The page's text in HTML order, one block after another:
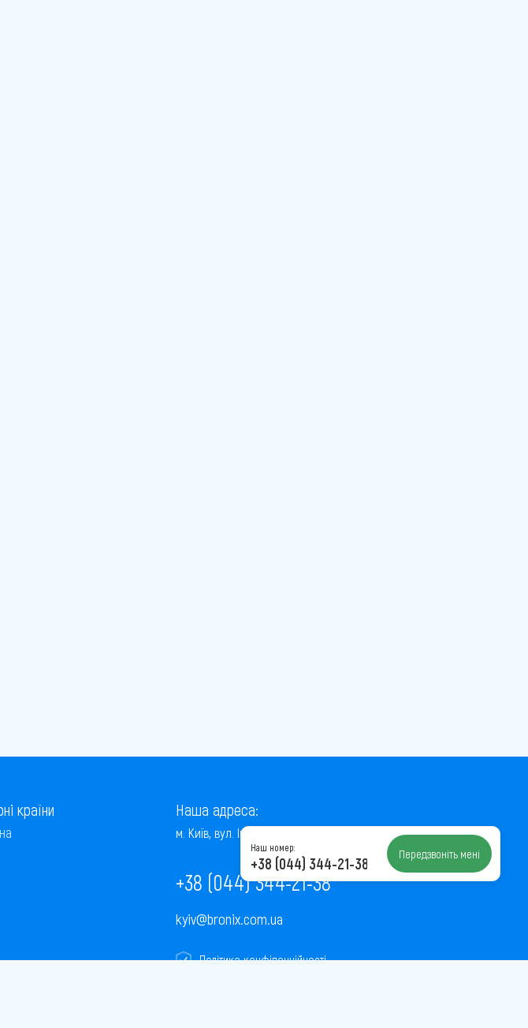
країни Наша адреса:
м. Київ, вул. Інститутська, 22/7, оф. 41
+38 (044) 344-21-38
kyiv@bronix.com.ua
Політика конфіденційності
Наш номер:
+38 (044) 344-21-38 Передзвоніть мені